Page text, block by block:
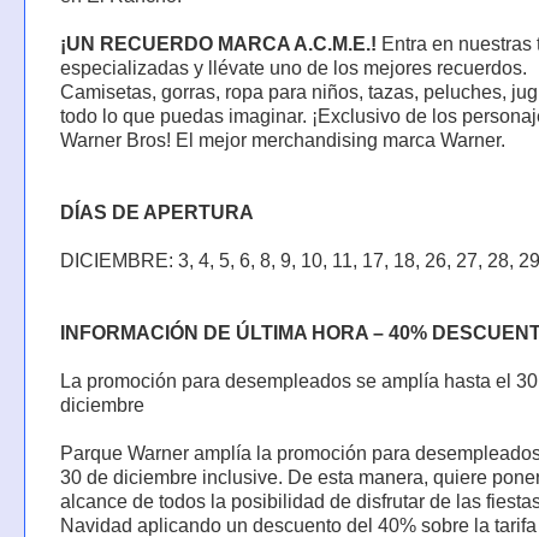
¡UN RECUERDO MARCA A.C.M.E.! Entra en nuestras
especializadas y llévate uno de los mejores recuerdos.
Camisetas, gorras, ropa para niños, tazas, peluches,
todo lo que puedas imaginar. ¡Exclusivo de los
Warner Bros! El mejor merchandising marca Warner.
DÍAS DE APERTURA
DICIEMBRE: 3, 4, 5, 6, 8, 9, 10, 11, 17, 18, 26, 27, 28,
INFORMACIÓN DE ÚLTIMA HORA – 40%
La promoción para desempleados se amplía hasta el
diciembre
Parque Warner amplía la promoción para
30 de diciembre inclusive. De esta manera, quiere
alcance de todos la posibilidad de disfrutar de las
Navidad aplicando un descuento del 40% sobre la